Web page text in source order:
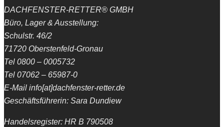
DACHFENSTER-RETTER® GMBH
Büro, Lager & Ausstellung:
Schulstr. 46/2
71720 Oberstenfeld-Gronau
Tel 0800 – 0005732
Tel 07062 – 65987-0
E-Mail info[at]dachfenster-retter.de
Geschäftsführerin: Sara Dundiew
Handelsregister: HR B 790508